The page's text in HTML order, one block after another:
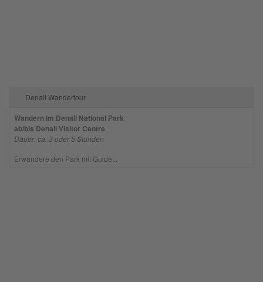
Denali Wandertour
Wandern im Denali National Park
ab/bis Denali Visitor Centre
Dauer: ca. 3 oder 5 Stunden
Erwandere den Park mit Guide...